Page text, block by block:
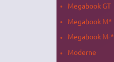
Megabook GT
Megabook M*
Megabook M-*
Moderne